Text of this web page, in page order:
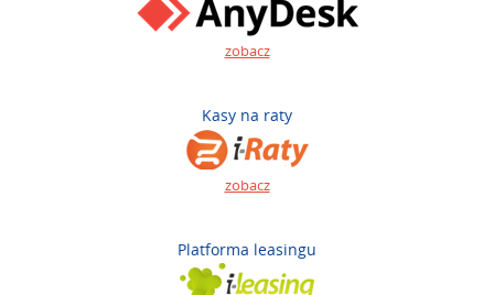
zobacz
Kasy na raty
zobacz
Platforma leasingu